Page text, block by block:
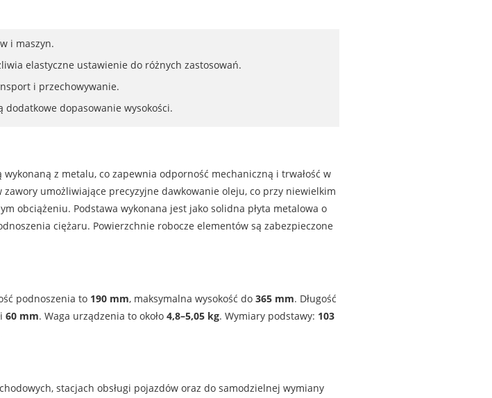
i maszyn.
elastyczne ustawienie do różnych zastosowań.
i przechowywanie.
dodatkowe dopasowanie wysokości.
z metalu, co zapewnia odporność mechaniczną i trwałość w
umożliwiające precyzyjne dawkowanie oleju, co przy niewielkim
obciążeniu. Podstawa wykonana jest jako solidna płyta metalowa o
ciężaru. Powierzchnie robocze elementów są zabezpieczone
podnoszenia to 190 mm, maksymalna wysokość do 365 mm. Długość
60 mm. Waga urządzenia to około 4,8–5,05 kg. Wymiary podstawy: 103
stacjach obsługi pojazdów oraz do samodzielnej wymiany